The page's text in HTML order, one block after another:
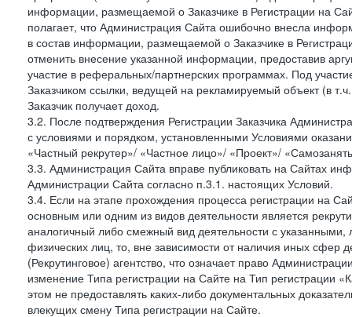
информации, размещаемой о Заказчике в Регистрации на
полагает, что Администрация Сайта ошибочно внесла
в состав информации, размещаемой о Заказчике в
отменить внесение указанной информации, предоставив
участие в реферальных/партнерских программах. Под
Заказчиком ссылки, ведущей на рекламируемый объект (в
Заказчик получает доход.
3.2. После подтверждения Регистрации Заказчика
с условиями и порядком, установленными Условиями
«Частный рекрутер»/ «Частное лицо»/ «Проект»/
3.3. Администрация Сайта вправе публиковать на Сайтах
Администрации Сайта согласно п.3.1. настоящих Условий.
3.4. Если на этапе прохождения процесса регистрации на
основным или одним из видов деятельности является
аналогичный либо смежный вид деятельности с
физических лиц, то, вне зависимости от наличия иных сфер
(Рекрутинговое) агентство, что означает право
изменение Типа регистрации на Сайте на Тип регистрации
этом не предоставлять каких-либо документальных
влекущих смену Типа регистрации на Сайте.